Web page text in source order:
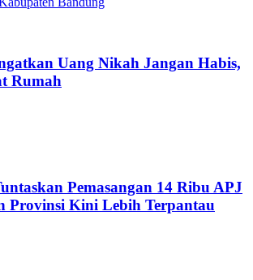
Uang Nikah Jangan Habis,
Rumah
Pemasangan 14 Ribu APJ
Provinsi Kini Lebih Terpantau